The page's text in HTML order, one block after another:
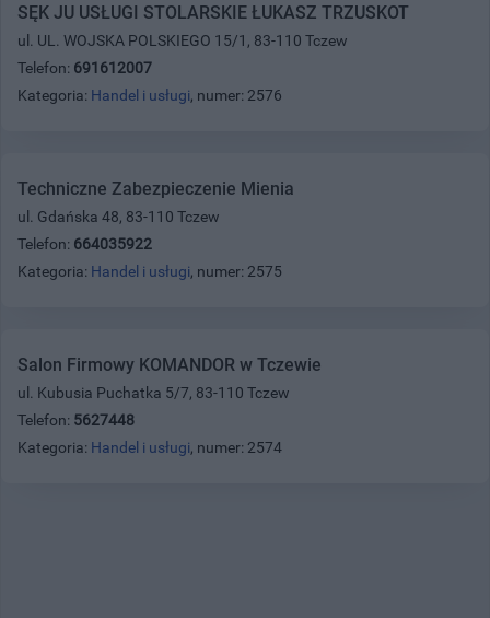
SĘK JU USŁUGI STOLARSKIE ŁUKASZ TRZUSKOT
ul. UL. WOJSKA POLSKIEGO 15/1, 83-110 Tczew
Telefon: 691612007
Kategoria: Handel i usługi, numer: 2576
Techniczne Zabezpieczenie Mienia
ul. Gdańska 48, 83-110 Tczew
Telefon: 664035922
Kategoria: Handel i usługi, numer: 2575
Salon Firmowy KOMANDOR w Tczewie
ul. Kubusia Puchatka 5/7, 83-110 Tczew
Telefon: 5627448
Kategoria: Handel i usługi, numer: 2574